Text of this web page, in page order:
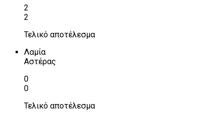
2
2
Τελικό αποτέλεσμα
Λαμία
Αστέρας
0
0
Τελικό αποτέλεσμα